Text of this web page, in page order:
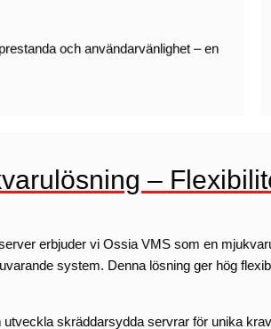
och användarvänlighet – en
–
erbjuder vi Ossia VMS som en
system. Denna lösning ger hög
skräddarsydda servrar för unika